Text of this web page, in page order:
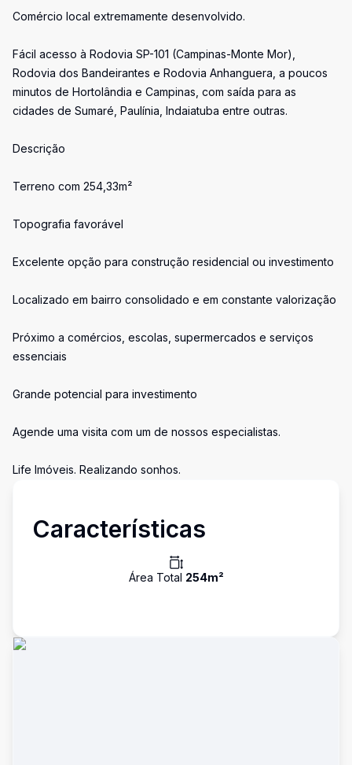
Comércio local extremamente desenvolvido.
Fácil acesso à Rodovia SP-101 (Campinas-Monte Mor),
Rodovia dos Bandeirantes e Rodovia Anhanguera, a poucos
minutos de Hortolândia e Campinas, com saída para as
cidades de Sumaré, Paulínia, Indaiatuba entre outras.
Descrição
Terreno com 254,33m²
Topografia favorável
Excelente opção para construção residencial ou investimento
Localizado em bairro consolidado e em constante valorização
Próximo a comércios, escolas, supermercados e serviços
essenciais
Grande potencial para investimento
Agende uma visita com um de nossos especialistas.
Life Imóveis. Realizando sonhos.
Características
Área Total 254m²